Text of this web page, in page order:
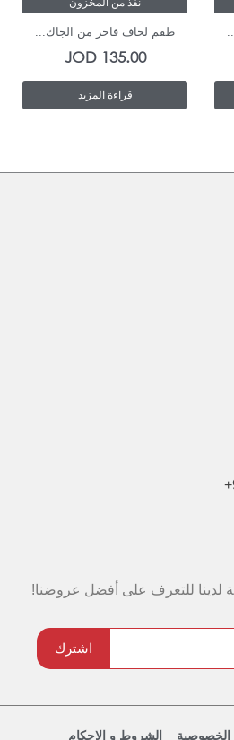
نفذ من المخزون
طقم لحاف فاخر من الجاك...
135.00
JOD
قراءة المزيد
لدينا للتعرف على أفضل عروضنا!
اشترك
الشروط و الاحكام